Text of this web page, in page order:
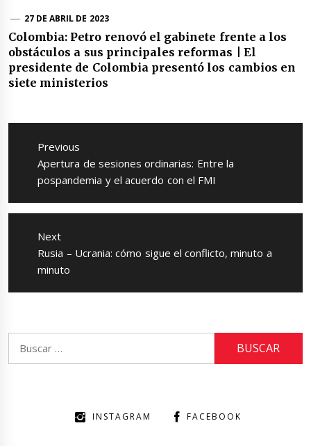
27 DE ABRIL DE 2023
Colombia: Petro renovó el gabinete frente a los
obstáculos a sus principales reformas | El
presidente de Colombia presentó los cambios en
siete ministerios
Navegación
entradas
Previous
Previous
post:
Apertura de sesiones ordinarias: Entre la
pospandemia y el acuerdo con el FMI
Next
Next
post:
Rusia – Ucrania: cómo sigue el conflicto, minuto a
minuto
INSTAGRAM FACEBOOK